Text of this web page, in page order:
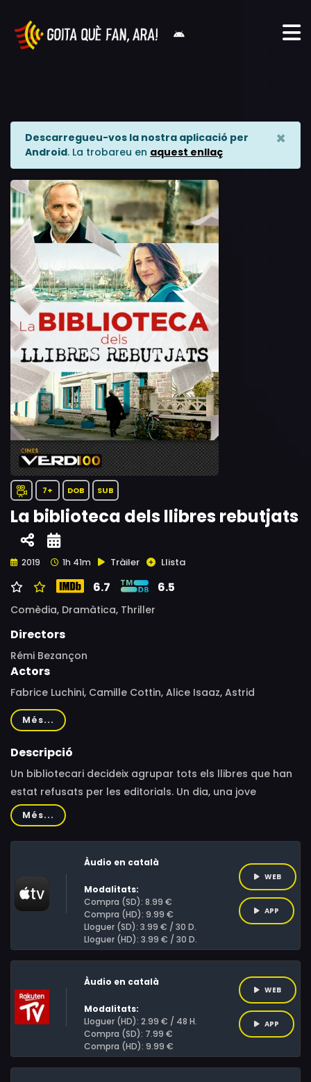
Descarregueu-vos la nostra aplicació per
Android. La trobareu en aquest enllaç
×
7+ DOB SUB
La biblioteca dels llibres rebutjats
2019 1h 41m Tràiler Llista
6.7 6.5
Comèdia, Dramàtica, Thriller
Directors
Rémi Bezançon
Actors
Fabrice Luchini, Camille Cottin, Alice Isaaz, Astrid
Whettnall, Bastien Bouillon, Hanna Schygulla, Josiane
Stoléru, Marc Fraize, Marie-Christine Orry, Vincent
Winterhalter, Florence Muller, Philypa Phoenix, Lyès Salem,
Més...
Descripció
Un bibliotecari decideix agrupar tots els llibres que han
estat refusats per les editorials. Un dia, una jove
escriptora descobreix aquesta biblioteca i trobarà un
tresor, la novel·la "Les últimes hores d'una història
d'amor", escrita per Henri Pick.
Més...
Àudio en català
Modalitats:
Compra (SD): 8.99 €
Compra (HD): 9.99 €
Lloguer (SD): 3.99 € / 30 D.
Lloguer (HD): 3.99 € / 30 D.
WEB
APP
Àudio en català
Modalitats:
Lloguer (HD): 2.99 € / 48 H.
Compra (SD): 7.99 €
Compra (HD): 9.99 €
WEB
APP